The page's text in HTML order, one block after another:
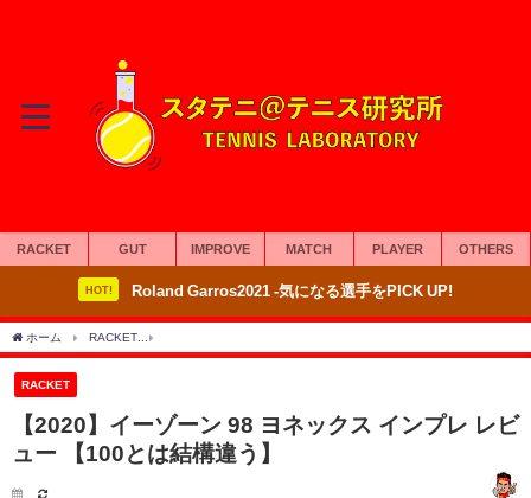
RACKET GUT IMPROVE MATCH PLAYER OTHERS
HOT! Roland Garros2021 -気になる選手をPICK UP!
ホーム RACKET
RACKET
【2020】イーゾーン 98 ヨネックス インプレ レビ
ュー 【100とは結構違う】